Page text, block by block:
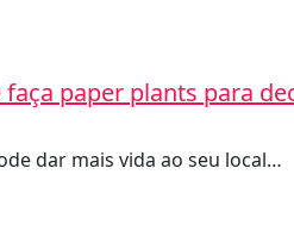
paper plants para
dar mais vida ao seu local…